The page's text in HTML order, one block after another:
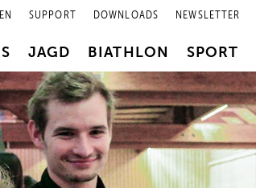
SUPPORT DOWNLOADS NEWSLETTER
JAGD BIATHLON SPORT